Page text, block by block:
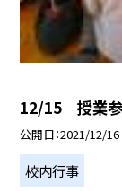
12/15 授業参
公開日 2021/12/16
校内行事